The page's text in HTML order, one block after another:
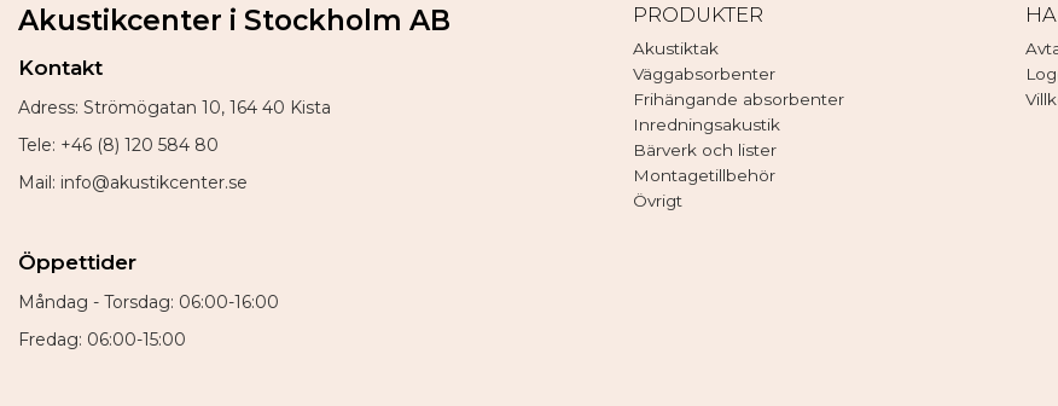
Akustikcenter i Stockholm AB
Kontakt
Adress: Strömögatan 10, 164 40 Kista
Tele: +46 (8) 120 584 80
Mail: info@akustikcenter.se
Öppettider
Måndag - Torsdag: 06:00-16:00
Fredag: 06:00-15:00
PRODUKTER
Akustiktak
Väggabsorbenter
Frihängande absorbenter
Inredningsakustik
Bärverk och lister
Montagetillbehör
Övrigt